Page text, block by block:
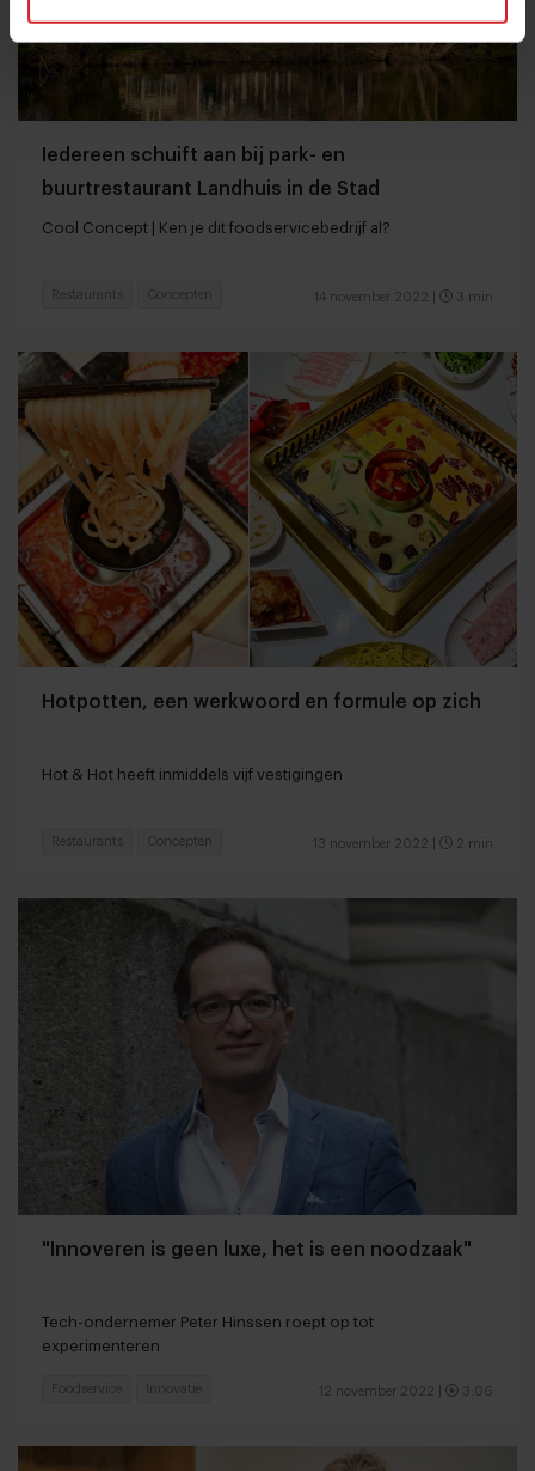
Iedereen schuift aan bij park- en
buurtrestaurant Landhuis in de Stad
Cool Concept | Ken je dit foodservicebedrijf al?
14 november 2022 3 min
Restaurants Concepten
Hotpotten, een werkwoord en formule op zich
Hot & Hot heeft inmiddels vijf vestigingen
13 november 2022 2 min
Restaurants Concepten
"Innoveren is geen luxe, het is een noodzaak"
Tech-ondernemer Peter Hinssen roept op tot
experimenteren
12 november 2022 3:06
Foodservice Innovatie